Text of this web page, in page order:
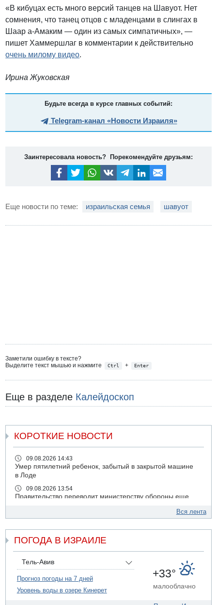
«В кибуцах есть много версий танцев на Шавуот. Нет
сомнения, что танец отцов с младенцами в слингах в
Шаар а-Амаким — один из самых симпатичных», —
пишет Хаммершлаг в комментарии к действительно
очень милому видео.
Ирина Жуковская
Будьте всегда в курсе главных событий:
Telegram-канал «Новости Израиля»
Заинтересовала новость? Порекомендуйте друзьям:
Еще новости по теме: израильская семья шавуот
Заметили ошибку в тексте?
Выделите текст мышью и нажмите
Ctrl + Enter
Еще в разделе Калейдоскоп
КОРОТКИЕ НОВОСТИ
09.08.2026 14:43
Умер пятилетний ребенок, забытый в закрытой машине
в Лоде
09.08.2026 13:54
Правительство переводит министерству обороны еще
закрытой машине пятилетнего ребенка
NYT: Хизбалла переживает самый серьезный
09.08.2026 13:29
Трагедия в Мексике: четырехлетний израильский
Вся лента
ПОГОДА В ИЗРАИЛЕ
Тель-Авив
Прогноз погоды на 7 дней
Уровень воды в озере Кинерет
+33°
малооблачно